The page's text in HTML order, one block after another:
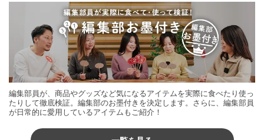
編集部員が、商品やグッズなど気になるアイテムを実際に食べたり使っ
たりして徹底検証。編集部のお墨付きを決定します。さらに、編集部員
が日常的に愛用しているアイテムもご紹介！